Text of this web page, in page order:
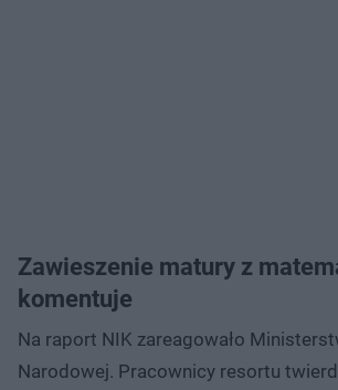
Zawieszenie matury z
komentuje
Na raport NIK zareagowało
Narodowej. Pracownicy resortu